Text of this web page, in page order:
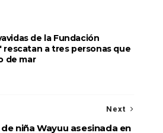
de la Fundación
rescatan a tres personas que
de mar
Next
niña Wayuu asesinada en